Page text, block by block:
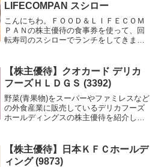
LIFECOMPAN スシロー
こんにちわ。ＦＯＯＤ＆ＬＩＦＥＣＯＭ
ＰＡＮの株主優待の食事券を使って、回
転寿司のスシローでランチをしてきまし
【株主優待】クオカード デリカ
フーズＨＬＤＧＳ (3392)
野菜(青果物)をスーパーやファミレスなど
の外食産業に販売しているデリカフーズ
ホールディングスの株主優待を紹介しま
【株主優待】日本ＫＦＣホールデ
ィング (9873)